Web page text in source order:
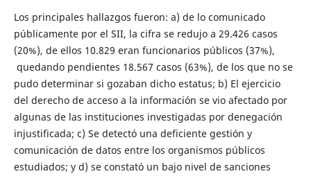
Los principales hallazgos fueron: a) de lo comunicado
públicamente por el SII, la cifra se redujo a 29.426 casos
(20%), de ellos 10.829 eran funcionarios públicos (37%),
quedando pendientes 18.567 casos (63%), de los que no se
pudo determinar si gozaban dicho estatus; b) El ejercicio
del derecho de acceso a la información se vio afectado por
algunas de las instituciones investigadas por denegación
injustificada; c) Se detectó una deficiente gestión y
comunicación de datos entre los organismos públicos
estudiados; y d) se constató un bajo nivel de sanciones